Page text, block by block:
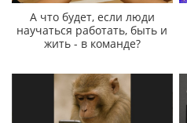
А что будет, если люди
научаться работать, быть и
жить - в команде?